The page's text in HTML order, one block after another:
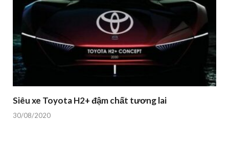
Siêu xe Toyota H2+ đậm chất tương lai
30/08/2020